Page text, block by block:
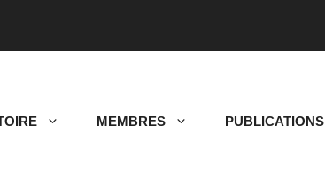
MEMBRES PUBLICATIONS